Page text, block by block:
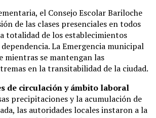
el Consejo Escolar Bariloche
de las clases presenciales en todos
totalidad de los establecimientos
La Emergencia municipal
mientras se mantengan las
en la transitabilidad de la ciudad.
de circulación y ámbito laboral
precipitaciones y la acumulación de
las autoridades locales instaron a la